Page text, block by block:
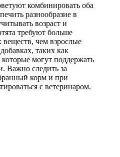
комбинировать оба
разнообразие в
возраст и
требуют больше
чем взрослые
таких как
могут поддержать
Важно следить за
корм и при
с ветеринаром.